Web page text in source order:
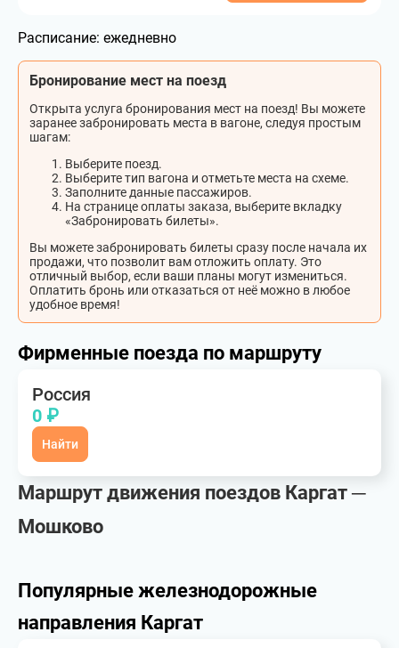
Расписание: ежедневно
Бронирование мест на поезд
Открыта услуга бронирования мест на поезд! Вы можете
заранее забронировать места в вагоне, следуя простым
шагам:
Выберите поезд.
Выберите тип вагона и отметьте места на схеме.
Заполните данные пассажиров.
На странице оплаты заказа, выберите вкладку
«Забронировать билеты».
Вы можете забронировать билеты сразу после начала их
продажи, что позволит вам отложить оплату. Это
отличный выбор, если ваши планы могут измениться.
Оплатить бронь или отказаться от неё можно в любое
удобное время!
Фирменные поезда по маршруту
Россия
0 ₽
Найти
Маршрут движения поездов Каргат ─
Мошково
Популярные железнодорожные
направления Каргат